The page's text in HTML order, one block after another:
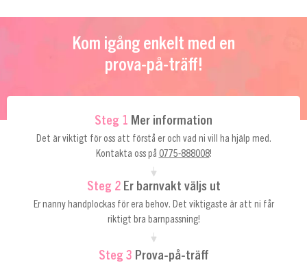
Kom igång enkelt med en
prova-på-träff!
Steg 1 Mer information
Det är viktigt för oss att förstå er och vad ni vill ha hjälp med.
Kontakta oss på 0775-888008!
Steg 2 Er barnvakt väljs ut
Er nanny handplockas för era behov. Det viktigaste är att ni får
riktigt bra barnpassning!
Steg 3 Prova-på-träff